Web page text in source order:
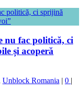
nu fac politică, ci
și acoperă
Unblock Romania | 0 |